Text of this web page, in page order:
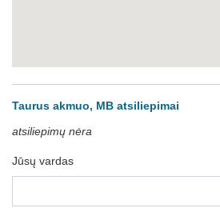
Taurus akmuo, MB atsiliepimai
atsiliepimų nėra
Jūsų vardas